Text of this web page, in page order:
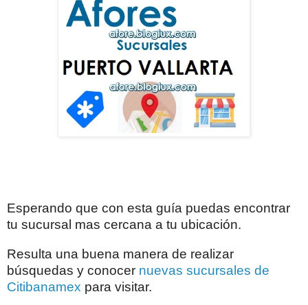
Esperando que con esta guía puedas encontrar
tu sucursal mas cercana a tu ubicación.
Resulta una buena manera de realizar
búsquedas y conocer nuevas sucursales de
Citibanamex para visitar.